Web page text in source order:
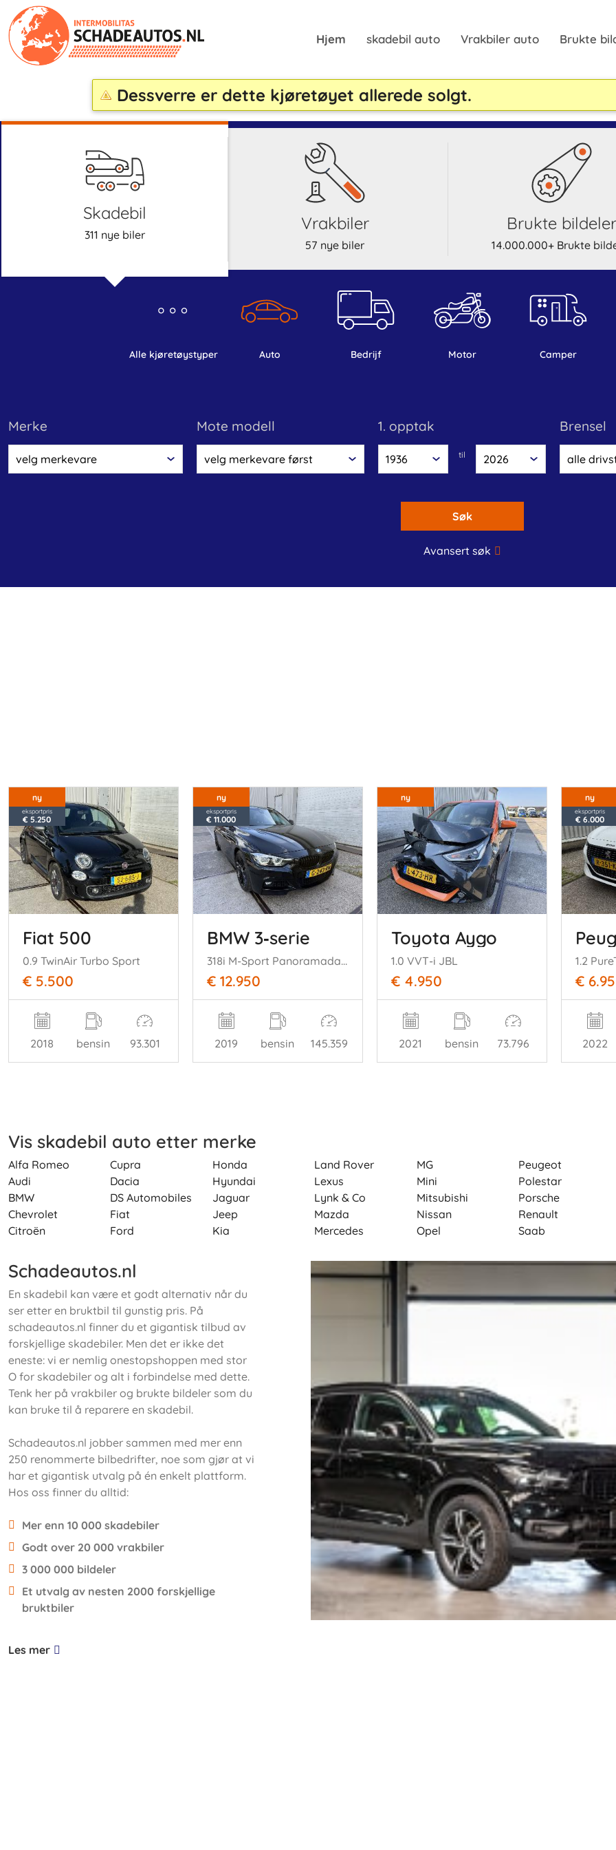
Hjem skadebil auto Vrakbiler auto Brukte
Dessverre er dette kjøretøyet allerede solgt.
skadebil
311 nye biler
Vrakbiler
57 nye biler
Brukte bildeler
14.000.000+ Brukte
alle kjøretøystyper auto bedrijf motor camper
Merke Mote modell 1. opptak
til
brensel
Søk
Avansert søk
ny
eksportpris
€ 5.250
Fiat 500
0.9 TwinAir Turbo Sport
€ 5.500
2018 bensin 93.301
ny
eksportpris
€ 11.000
BMW 3‑serie
318i M-Sport Panoramadak H/K Leer
€ 12.950
2019 bensin 145.359
ny
Toyota Aygo
1.0 VVT-i JBL
€ 4.950
2021 bensin 73.796
ny
eksportpris
€ 6.000
1.2
€
2022
Vis skadebil auto etter merke
Alfa Romeo
Audi
BMW
Chevrolet
Citroën
Cupra
Dacia
DS Automobiles
Fiat
Ford
Honda
Hyundai
Jaguar
Jeep
Kia
Land Rover
Lexus
Lynk & Co
Mazda
Mercedes
MG
Mini
Mitsubishi
Nissan
Opel
Peugeot
Polestar
Porsche
Renault
Saab
Schadeautos.nl
En skadebil kan være et godt alternativ når du
ser etter en bruktbil til gunstig pris. På
schadeautos.nl finner du et gigantisk tilbud av
forskjellige skadebiler. Men det er ikke det
eneste: vi er nemlig onestopshoppen med stor
O for skadebiler og alt i forbindelse med dette.
Tenk her på vrakbiler og brukte bildeler som du
kan bruke til å reparere en skadebil.
Schadeautos.nl jobber sammen med mer enn
250 renommerte bilbedrifter, noe som gjør at vi
har et gigantisk utvalg på én enkelt plattform.
Hos oss finner du alltid:
Mer enn 10 000 skadebiler
Godt over 20 000 vrakbiler
3 000 000 bildeler
Et utvalg av nesten 2000 forskjellige
bruktbiler
Les mer